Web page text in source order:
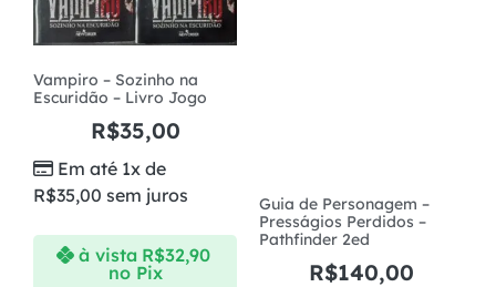
Vampiro – Sozinho na
Escuridão – Livro Jogo
R$35,00
Em até 1x de
R$35,00 sem juros
à vista R$32,90
no Pix
Guia de Personagem –
Presságios Perdidos –
Pathfinder 2ed
R$140,00